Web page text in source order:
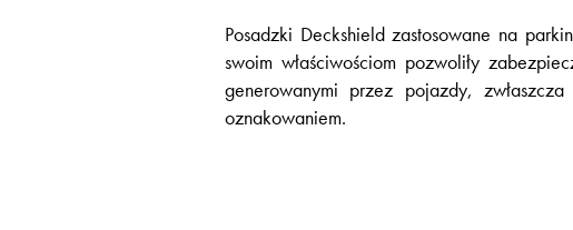
Posadzki Deckshield zastosowane na
swoim właściwościom pozwoliły
generowanymi przez pojazdy,
oznakowaniem.